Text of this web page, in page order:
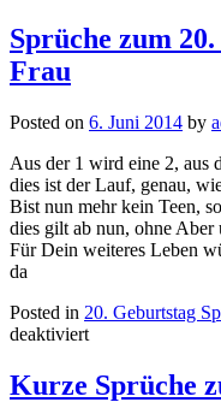
Sprüche zum
Frau
Posted on 6. Juni 2014 by
Aus der 1 wird eine 2, aus
dies ist der Lauf, genau,
Bist nun mehr kein Teen,
dies gilt ab nun, ohne Aber
Für Dein weiteres Leben
da
Posted in 20. Geburtstag
deaktiviert
Kurze Sprüche